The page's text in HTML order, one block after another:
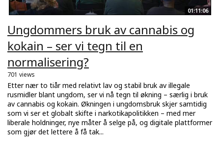
01:11:06
Ungdommers bruk av cannabis og
kokain – ser vi tegn til en
normalisering?
701 views
Etter nær to tiår med relativt lav og stabil bruk av illegale
rusmidler blant ungdom, ser vi nå tegn til økning – særlig i bruk
av cannabis og kokain. Økningen i ungdomsbruk skjer samtidig
som vi ser et globalt skifte i narkotikapolitikken – med mer
liberale holdninger, nye måter å selge på, og digitale plattformer
som gjør det lettere å få tak...